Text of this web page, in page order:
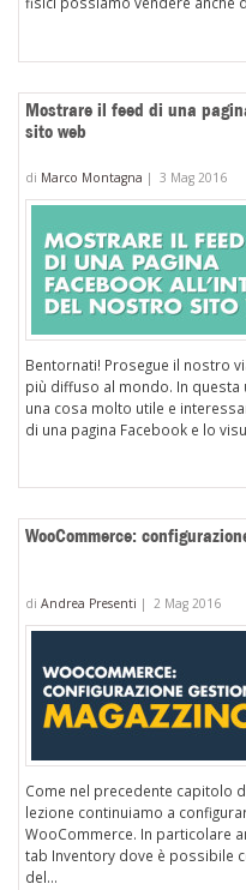
Mostrare il feed di una
sito web
di Marco Montagna | 3 Mag 2016
Bentornati! Prosegue il nostro
più diffuso al mondo. In
una cosa molto utile e
di una pagina Facebook e lo
WooCommerce:
di Andrea Presenti | 2 Mag 2016
Come nel precedente capitolo
lezione continuiamo a
WooCommerce. In particolare
tab Inventory dove è possibile
del...